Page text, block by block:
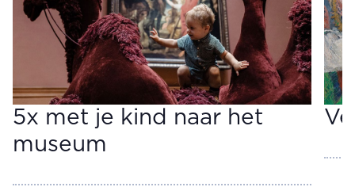
5x met je kind naar het
museum